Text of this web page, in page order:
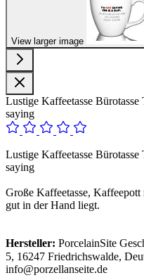
View larger image
Lustige Kaffeetasse
saying
Lustige Kaffeetasse
saying
Große Kaffeetasse,
gut in der Hand liegt.
Hersteller: PorcelainSite
5, 16247 Friedrichswalde,
info@porzellanseite.de